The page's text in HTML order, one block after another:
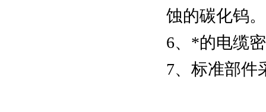
蚀的碳化钨。
6、*的电缆
7、标准部件